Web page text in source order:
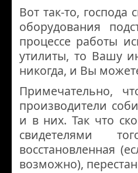
Вот так-то,
оборудования
процессе работы
утилиты, то Вашу
никогда, и Вы
Примечательно,
производители
и в них. Так что
свидетелями
восстановленная
возможно),